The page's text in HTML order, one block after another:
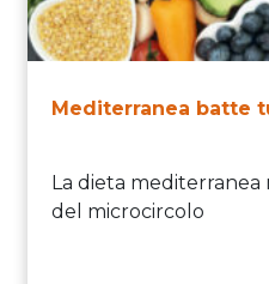
Mediterranea batte
La dieta
del microcircolo